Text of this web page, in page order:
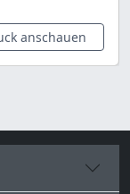
anschauen